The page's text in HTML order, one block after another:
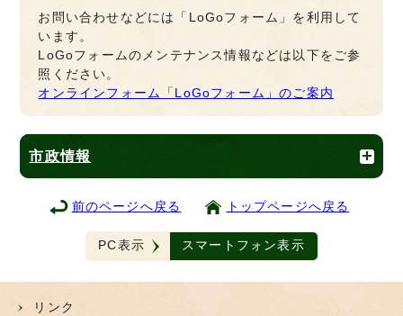
お問い合わせなどには「LoGoフォーム」を利用して
います。
LoGoフォームのメンテナンス情報などは以下をご参
照ください。
オンラインフォーム「LoGoフォーム」のご案内
市政情報
前のページへ戻る トップページへ戻る
PC表示 スマートフォン表示
リンク